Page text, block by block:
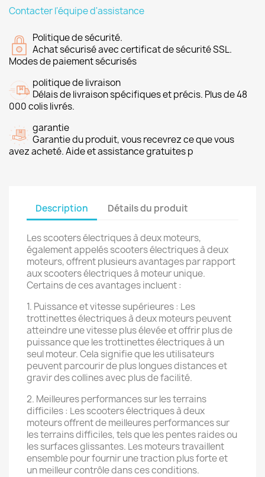
Contacter l'équipe d'assistance
Politique de sécurité.
Achat sécurisé avec certificat de sécurité SSL.
Modes de paiement sécurisés
politique de livraison
Délais de livraison spécifiques et précis. Plus de 48
000 colis livrés.
garantie
Garantie du produit, vous recevrez ce que vous
avez acheté. Aide et assistance gratuites p
Description Détails du produit
Les scooters électriques à deux moteurs,
également appelés scooters électriques à deux
moteurs, offrent plusieurs avantages par rapport
aux scooters électriques à moteur unique.
Certains de ces avantages incluent :
1. Puissance et vitesse supérieures : Les
trottinettes électriques à deux moteurs peuvent
atteindre une vitesse plus élevée et offrir plus de
puissance que les trottinettes électriques à un
seul moteur. Cela signifie que les utilisateurs
peuvent parcourir de plus longues distances et
gravir des collines avec plus de facilité.
2. Meilleures performances sur les terrains
difficiles : Les scooters électriques à deux
moteurs offrent de meilleures performances sur
les terrains difficiles, tels que les pentes raides ou
les surfaces glissantes. Les moteurs travaillent
ensemble pour fournir une traction plus forte et
un meilleur contrôle dans ces conditions.